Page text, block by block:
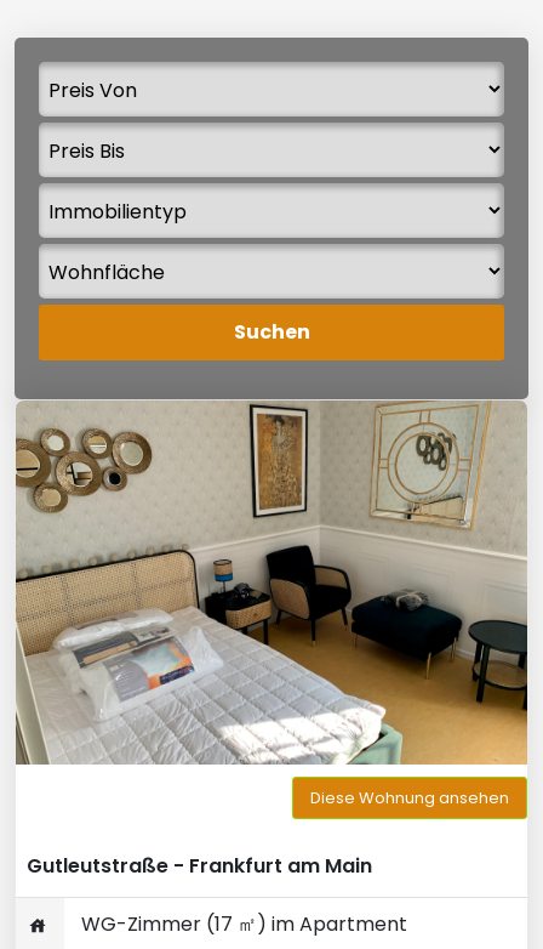
Diese Wohnung ansehen
Gutleutstraße - Frankfurt am Main
WG-Zimmer (17 ㎡) im Apartment